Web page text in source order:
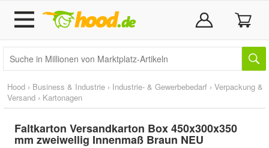
Hood › Business & Industrie › Industrie- & Gewerbebedarf › Verpackung &
Versand › Kartonagen
Faltkarton Versandkarton Box 450x300x350
mm zweiwellig Innenmaß Braun NEU